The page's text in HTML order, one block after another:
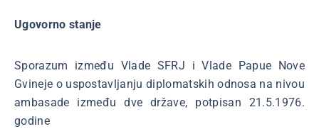
Ugovorno stanje
Sporazum između Vlade SFRJ i Vlade Papue Nove
Gvineje o uspostavljanju diplomatskih odnosa na nivou
ambasade između dve države, potpisan 21.5.1976.
godine